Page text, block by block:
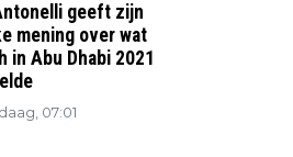
geeft zijn
mening over wat
in Abu Dhabi 2021
07:01